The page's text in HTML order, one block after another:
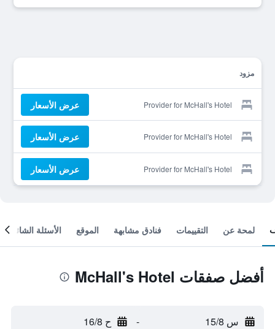
مزود
Provider for McHall's Hotel عرض الأسعار
Provider for McHall's Hotel عرض الأسعار
Provider for McHall's Hotel عرض الأسعار
لمحة عن التقييمات فنادق مشابهة الموقع الأسئلة الشائعة
أفضل صفقات McHall's Hotel
س 15/8 - ح 16/8